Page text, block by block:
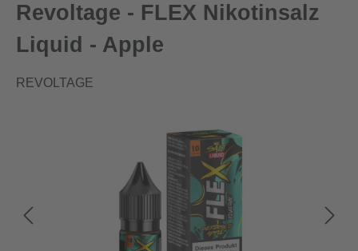
Revoltage - FLEX Nikotinsalz
Liquid - Apple
REVOLTAGE